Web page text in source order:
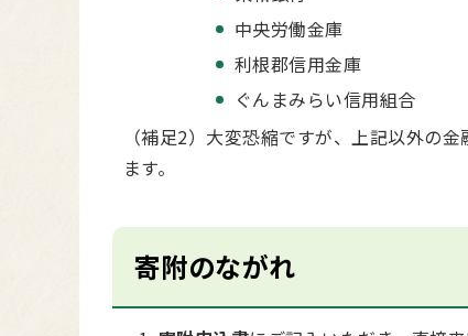
中央労働金庫
利根郡信用金庫
ぐんまみらい信用組合
（補足2）大変恐縮ですが、上記以外の
ます。
寄附のながれ